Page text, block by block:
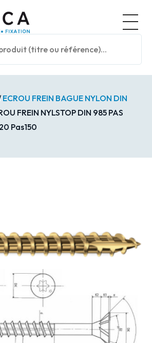
ECROU FREIN BAGUE NYLON DIN
FREIN NYLSTOP DIN 985 PAS
Pas150